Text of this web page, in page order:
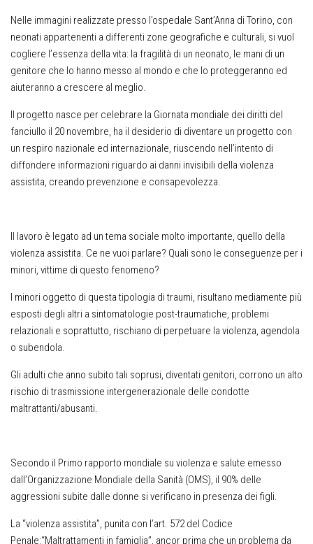
Nelle immagini realizzate presso l’ospedale Sant’Anna di Torino, con
neonati appartenenti a differenti zone geografiche e culturali, si vuol
cogliere l’essenza della vita: la fragilità di un neonato, le mani di un
genitore che lo hanno messo al mondo e che lo proteggeranno ed
aiuteranno a crescere al meglio.
Il progetto nasce per celebrare la Giornata mondiale dei diritti del
fanciullo il 20 novembre, ha il desiderio di diventare un progetto con
un respiro nazionale ed internazionale, riuscendo nell’intento di
diffondere informazioni riguardo ai danni invisibili della violenza
assistita, creando prevenzione e consapevolezza.
Il lavoro è legato ad un tema sociale molto importante, quello della
violenza assistita. Ce ne vuoi parlare? Quali sono le conseguenze per i
minori, vittime di questo fenomeno?
I minori oggetto di questa tipologia di traumi, risultano mediamente più
esposti degli altri a sintomatologie post-traumatiche, problemi
relazionali e soprattutto, rischiano di perpetuare la violenza, agendola
o subendola.
Gli adulti che anno subito tali soprusi, diventati genitori, corrono un alto
rischio di trasmissione intergenerazionale delle condotte
maltrattanti/abusanti.
Secondo il Primo rapporto mondiale su violenza e salute emesso
dall’Organizzazione Mondiale della Sanità (OMS), il 90% delle
aggressioni subite dalle donne si verificano in presenza dei figli.
La “violenza assistita”, punita con l’art. 572 del Codice
Penale:“Maltrattamenti in famiglia”, ancor prima che un problema da